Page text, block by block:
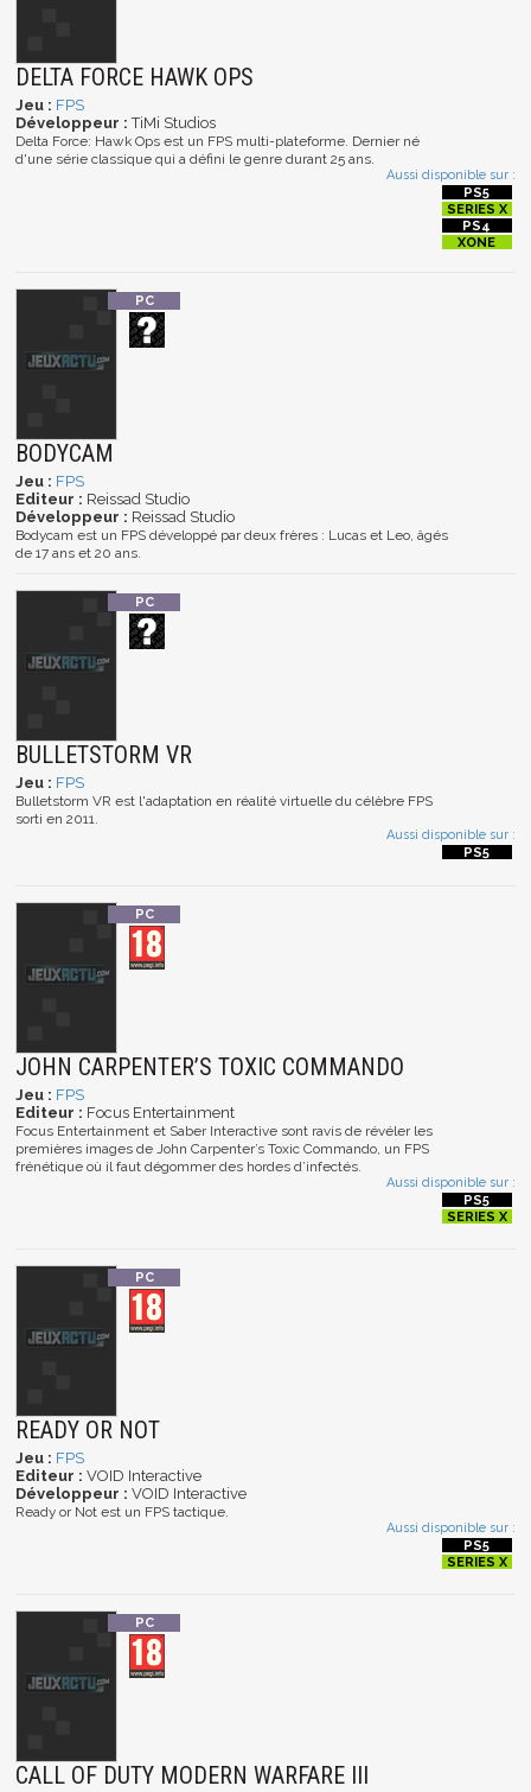
DELTA FORCE HAWK OPS
Jeu : FPS
Développeur : TiMi Studios
Delta Force: Hawk Ops est un FPS multi-plateforme. Dernier né
d'une série classique qui a défini le genre durant 25 ans.
Aussi disponible sur :
BODYCAM
Jeu : FPS
Editeur : Reissad Studio
Développeur : Reissad Studio
Bodycam est un FPS développé par deux frères : Lucas et Leo, âgés
de 17 ans et 20 ans.
BULLETSTORM VR
Jeu : FPS
Bulletstorm VR est l'adaptation en réalité virtuelle du célèbre FPS
sorti en 2011.
Aussi disponible sur :
JOHN CARPENTER’S TOXIC COMMANDO
Jeu : FPS
Editeur : Focus Entertainment
Focus Entertainment et Saber Interactive sont ravis de révéler les
premières images de John Carpenter’s Toxic Commando, un FPS
frénétique où il faut dégommer des hordes d’infectés.
Aussi disponible sur :
READY OR NOT
Jeu : FPS
Editeur : VOID Interactive
Développeur : VOID Interactive
Ready or Not est un FPS tactique.
Aussi disponible sur :
CALL OF DUTY MODERN WARFARE III